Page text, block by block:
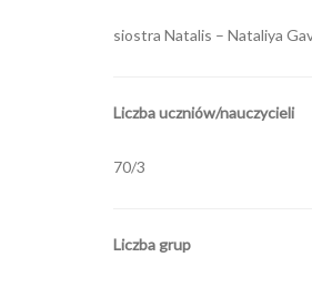
siostra Natalis – Nataliya
Liczba uczniów/nauczycieli
70/3
Liczba grup